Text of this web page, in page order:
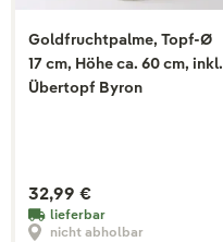
Goldfruchtpalme, Topf-Ø
17 cm, Höhe ca. 60 cm, inkl.
Übertopf Byron
32,99 €
lieferbar
nicht abholbar